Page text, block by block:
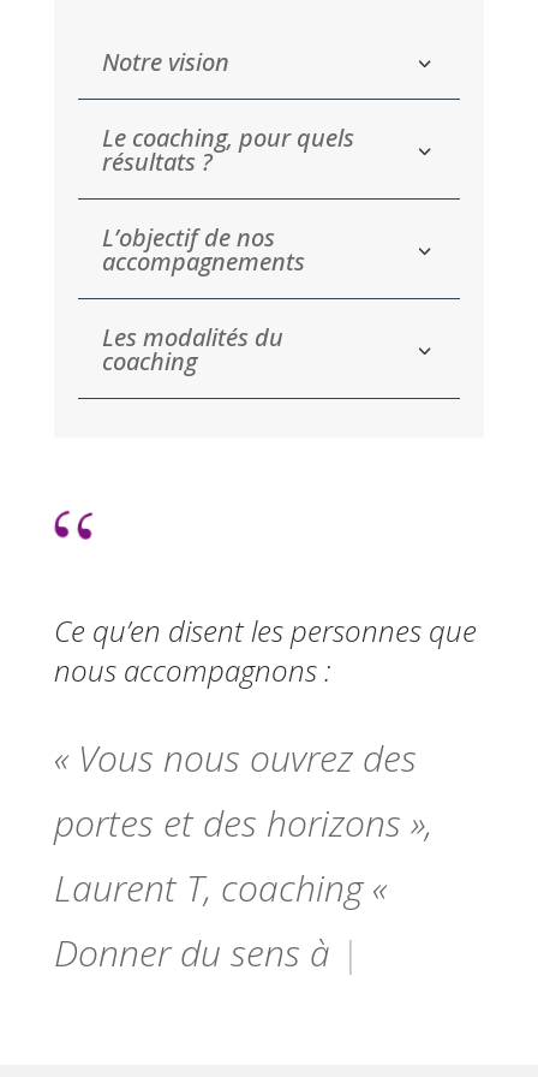
Notre vision
Le coaching, pour quels
résultats ?
L’objectif de nos
accompagnements
Les modalités du
coaching
Ce qu’en disent les personnes que
nous accompagnons :
« Vous nous ouvrez des
portes et des horizons »,
Laurent T, coaching «
Donner du se|